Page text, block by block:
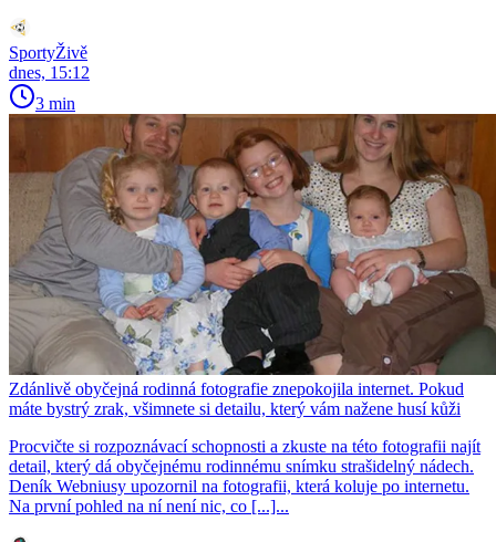
SportyŽivě
dnes, 15:12
3 min
Zdánlivě obyčejná rodinná fotografie znepokojila internet. Pokud
máte bystrý zrak, všimnete si detailu, který vám nažene husí kůži
Procvičte si rozpoznávací schopnosti a zkuste na této fotografii najít
detail, který dá obyčejnému rodinnému snímku strašidelný nádech.
Deník Webniusy upozornil na fotografii, která koluje po internetu.
Na první pohled na ní není nic, co [...]...